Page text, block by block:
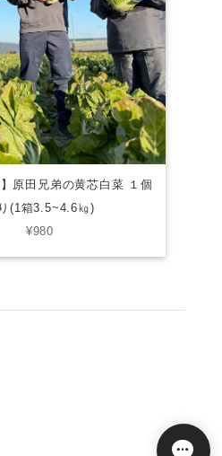
】原田兄弟の黄芯白菜 １個
(1箱3.5~4.6㎏)
¥980